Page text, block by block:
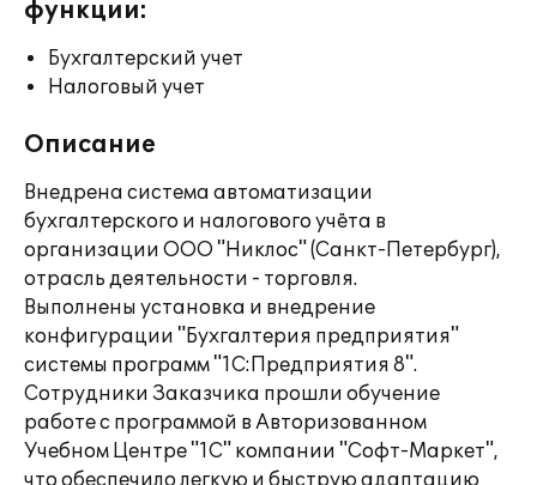
функции:
Бухгалтерский учет
Налоговый учет
Описание
Внедрена система автоматизации
бухгалтерского и налогового учёта в
организации ООО "Никлос" (Санкт-Петербург),
отрасль деятельности - торговля.
Выполнены установка и внедрение
конфигурации "Бухгалтерия предприятия"
системы программ "1С:Предприятия 8".
Сотрудники Заказчика прошли обучение
работе с программой в Авторизованном
Учебном Центре "1С" компании "Софт-Маркет",
что обеспечило легкую и быструю адаптацию